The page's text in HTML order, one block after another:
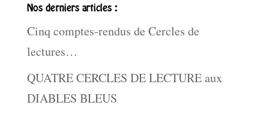
Nos derniers articles :
Cinq comptes-rendus de Cercles de
lectures…
QUATRE CERCLES DE LECTURE aux
DIABLES BLEUS